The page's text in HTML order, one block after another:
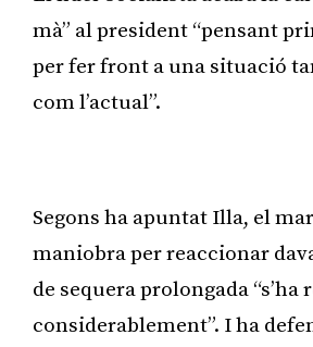
mà” al president “pensant
per fer front a una situació
com l’actual”.
Segons ha apuntat Illa, el
maniobra per reaccionar
de sequera prolongada “s’ha
considerablement”. I ha